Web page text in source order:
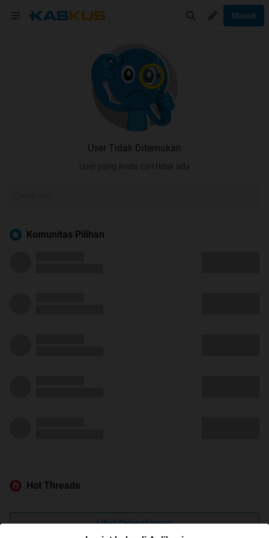
Masuk
User Tidak Ditemukan
User yang Anda cari tidak ada
Komunitas Pilihan
Hot Threads
Lihat Selengkapnya